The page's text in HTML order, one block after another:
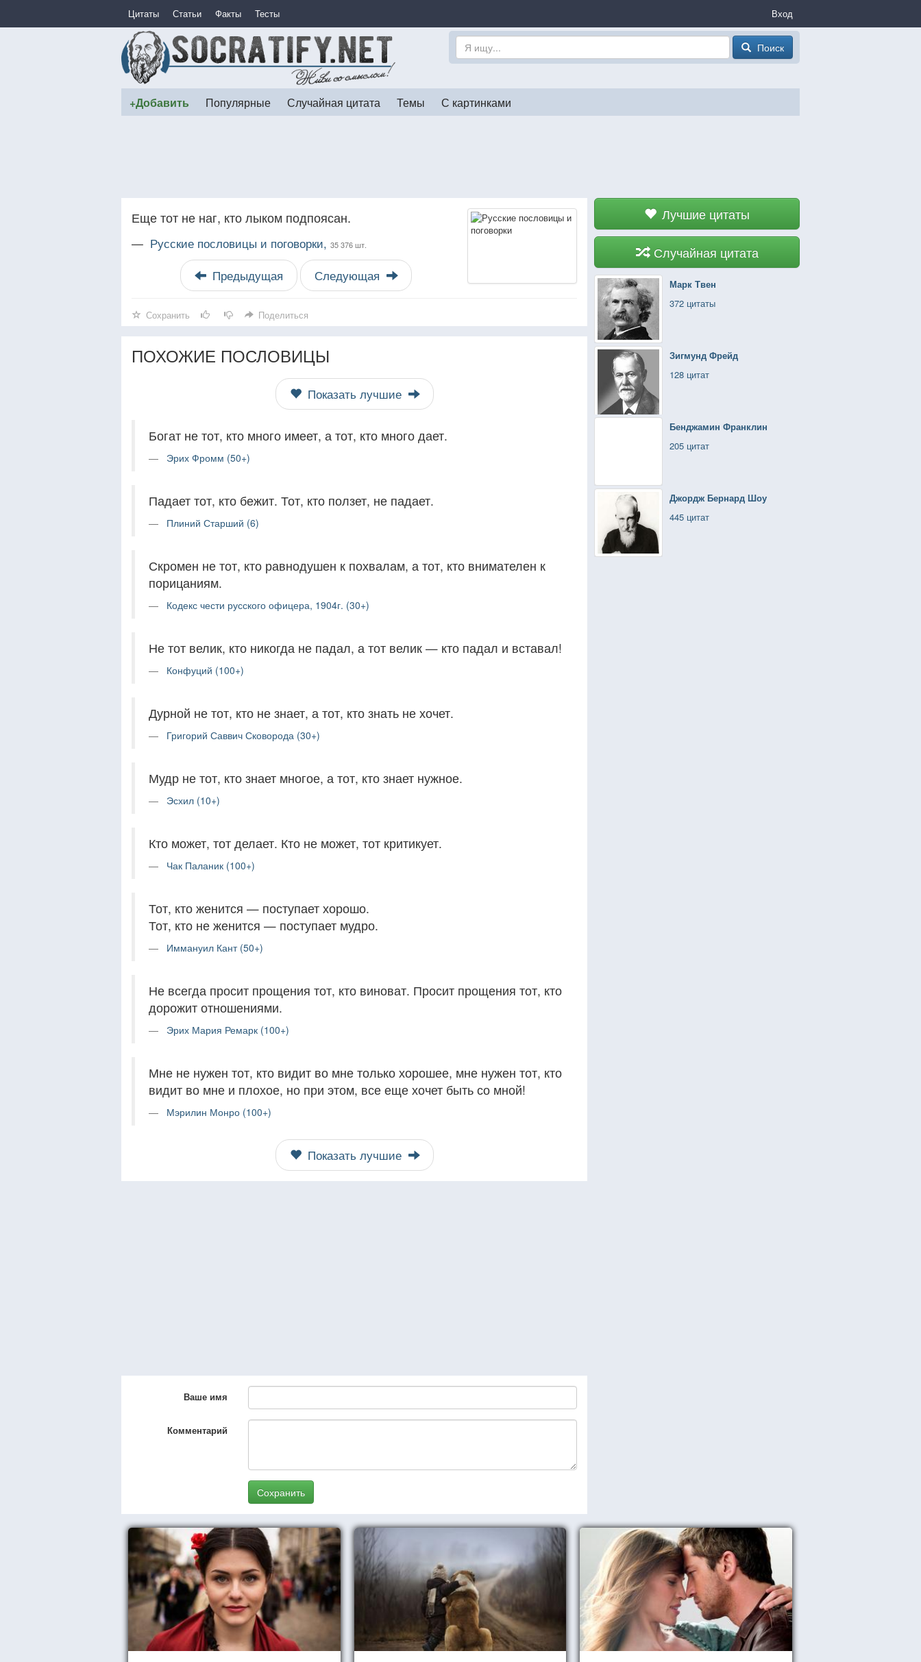
Цитаты Статьи Факты Тесты Вход
Поиск
+Добавить Популярные Случайная цитата Темы С картинками
Лучшие цитаты
Случайная цитата
Марк Твен
372 цитаты
Зигмунд Фрейд
128 цитат
Бенджамин Франклин
205 цитат
Джордж Бернард Шоу
445 цитат
Еще тот не наг, кто лыком подпоясан.
— Русские пословицы и поговорки, 35 376 шт.
Предыдущая Следующая
Сохранить Поделиться
ПОХОЖИЕ ПОСЛОВИЦЫ
Показать лучшие
Богат не тот, кто много имеет, а тот, кто много дает.
Эрих Фромм (50+)
Падает тот, кто бежит. Тот, кто ползет, не падает.
Плиний Старший (6)
Скромен не тот, кто равнодушен к похвалам, а тот, кто внимателен к
порицаниям.
Кодекс чести русского офицера, 1904г. (30+)
Не тот велик, кто никогда не падал, а тот велик — кто падал и вставал!
Конфуций (100+)
Дурной не тот, кто не знает, а тот, кто знать не хочет.
Григорий Саввич Сковорода (30+)
Мудр не тот, кто знает многое, а тот, кто знает нужное.
Эсхил (10+)
Кто может, тот делает. Кто не может, тот критикует.
Чак Паланик (100+)
Тот, кто женится — поступает хорошо.
Тот, кто не женится — поступает мудро.
Иммануил Кант (50+)
Не всегда просит прощения тот, кто виноват. Просит прощения тот, кто
дорожит отношениями.
Эрих Мария Ремарк (100+)
Мне не нужен тот, кто видит во мне только хорошее, мне нужен тот, кто
видит во мне и плохое, но при этом, все еще хочет быть со мной!
Мэрилин Монро (100+)
Показать лучшие
Ваше имя
Комментарий
Сохранить